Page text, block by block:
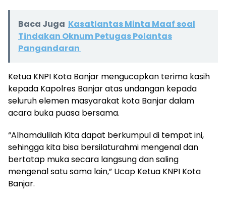
Baca Juga Kasatlantas Minta Maaf soal
Tindakan Oknum Petugas Polantas
Pangandaran
Ketua KNPI Kota Banjar mengucapkan terima kasih
kepada Kapolres Banjar atas undangan kepada
seluruh elemen masyarakat kota Banjar dalam
acara buka puasa bersama.
“Alhamdulilah Kita dapat berkumpul di tempat ini,
sehingga kita bisa bersilaturahmi mengenal dan
bertatap muka secara langsung dan saling
mengenal satu sama lain,” Ucap Ketua KNPI Kota
Banjar.